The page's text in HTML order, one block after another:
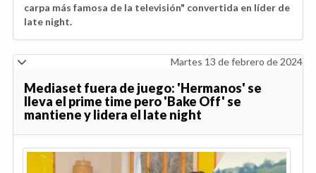
carpa más famosa de la televisión" convertida en líder de
late night.
Martes 13 de febrero de 2024
Mediaset fuera de juego: 'Hermanos' se
lleva el prime time pero 'Bake Off' se
mantiene y lidera el late night